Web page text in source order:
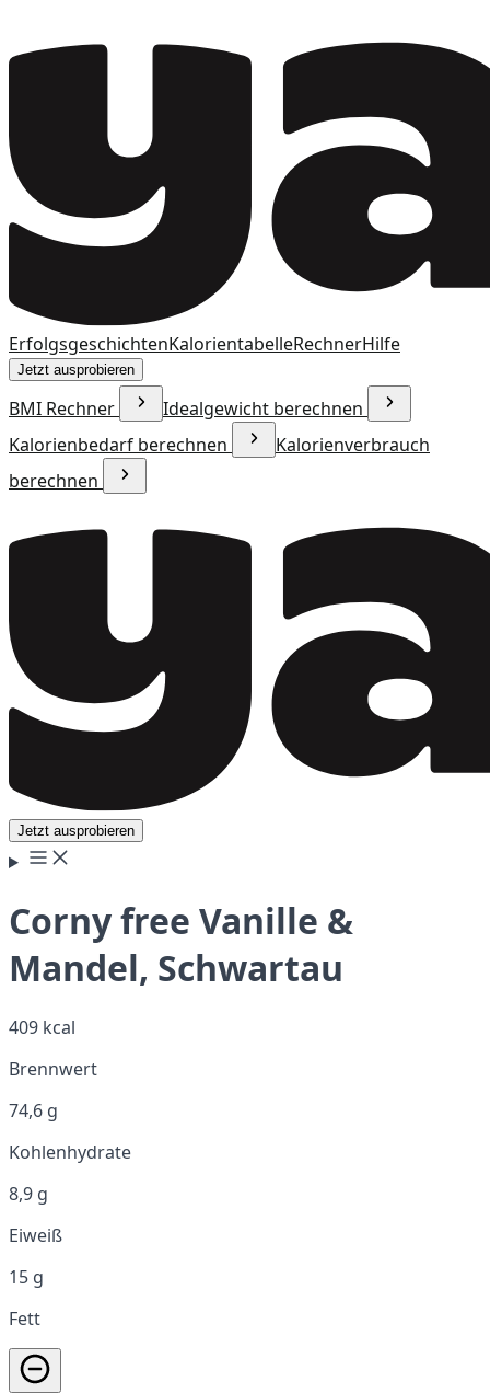
ErfolgsgeschichtenKalorientabelleRechnerHilfe
Jetzt ausprobieren
BMI Rechner
Idealgewicht berechnen
Kalorienbedarf berechnen
Kalorienverbrauch
berechnen
Jetzt ausprobieren
Corny free Vanille &
Mandel, Schwartau
409 kcal
Brennwert
74,6 g
Kohlenhydrate
8,9 g
Eiweiß
15 g
Fett